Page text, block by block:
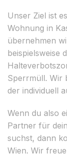
Unser Ziel ist
Wohnung in
übernehmen
beispielsweise
Sperrmüll. Wir
der individuell
Wenn du also
Partner für
suchst, dann
Wien. Wir